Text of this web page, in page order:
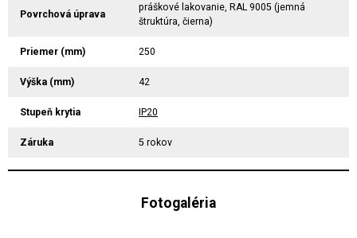
Povrchová úprava
práškové lakovanie, RAL 9005 (jemná
štruktúra, čierna)
Priemer (mm) 250
Výška (mm) 42
Stupeň krytia IP20
Záruka 5 rokov
Fotogaléria